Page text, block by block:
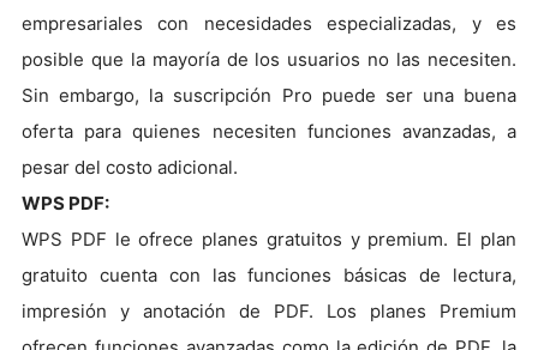
empresariales con necesidades especializadas, y es
posible que la mayoría de los usuarios no las necesiten.
Sin embargo, la suscripción Pro puede ser una buena
oferta para quienes necesiten funciones avanzadas, a
pesar del costo adicional.
WPS PDF:
WPS PDF le ofrece planes gratuitos y premium. El plan
gratuito cuenta con las funciones básicas de lectura,
impresión y anotación de PDF. Los planes Premium